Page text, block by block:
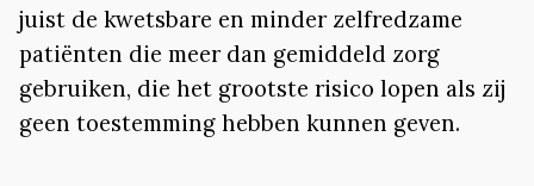
juist de kwetsbare en minder zelfredzame
patiënten die meer dan gemiddeld zorg
gebruiken, die het grootste risico lopen als zij
geen toestemming hebben kunnen geven.